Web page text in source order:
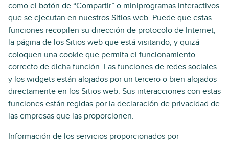
como el botón de “Compartir” o miniprogramas interactivos
que se ejecutan en nuestros Sitios web. Puede que estas
funciones recopilen su dirección de protocolo de Internet,
la página de los Sitios web que está visitando, y quizá
coloquen una cookie que permita el funcionamiento
correcto de dicha función. Las funciones de redes sociales
y los widgets están alojados por un tercero o bien alojados
directamente en los Sitios web. Sus interacciones con estas
funciones están regidas por la declaración de privacidad de
las empresas que las proporcionen.
Información de los servicios proporcionados por